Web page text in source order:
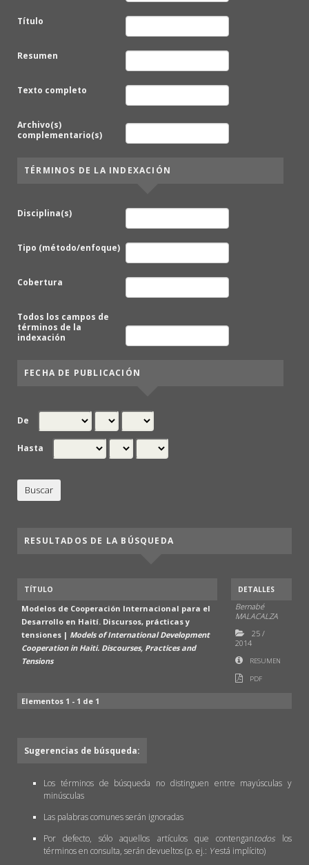
Título
Resumen
Texto completo
Archivo(s)
complementario(s)
TÉRMINOS DE LA INDEXACIÓN
Disciplina(s)
Tipo (método/enfoque)
Cobertura
Todos los campos de
términos de la
indexación
FECHA DE PUBLICACIÓN
De
Hasta
RESULTADOS DE LA BÚSQUEDA
TÍTULO DETALLES
Modelos de Cooperación Internacional para el
Desarrollo en Haití. Discursos, prácticas y
tensiones | Models of International Development
Cooperation in Haiti. Discourses, Practices and
Tensions
Bernabé
MALACALZA
25 /
2014
RESUMEN
PDF
Elementos 1 - 1 de 1
Sugerencias de búsqueda:
Los términos de búsqueda no distinguen entre mayúsculas y
minúsculas
Las palabras comunes serán ignoradas
Por defecto, sólo aquellos artículos que contengantodoslos
términos en consulta, serán devueltos (p. ej.: Yestá implícito)